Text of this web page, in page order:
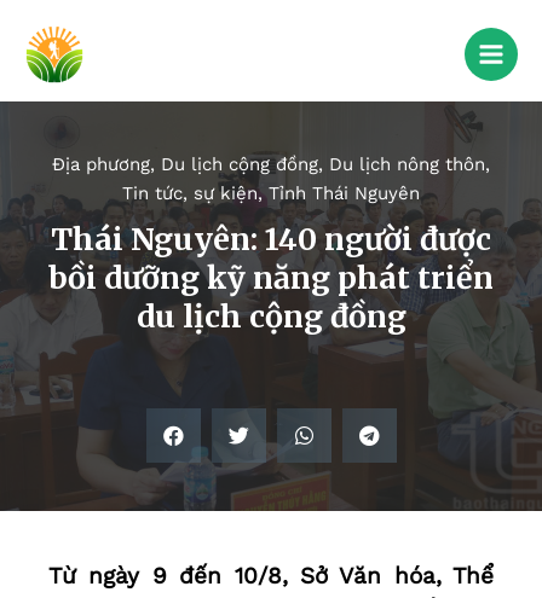
Địa phương, Du lịch cộng đồng, Du lịch nông thôn,
Tin tức, sự kiện, Tỉnh Thái Nguyên
Thái Nguyên: 140 người được
bồi dưỡng kỹ năng phát triển
du lịch cộng đồng
Từ ngày 9 đến 10/8, Sở Văn hóa, Thể